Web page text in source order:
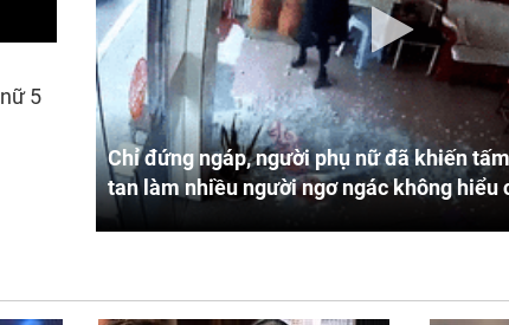
5
Chỉ đứng ngáp, người phụ nữ đã khiến
tan làm nhiều người ngơ ngác không hiểu